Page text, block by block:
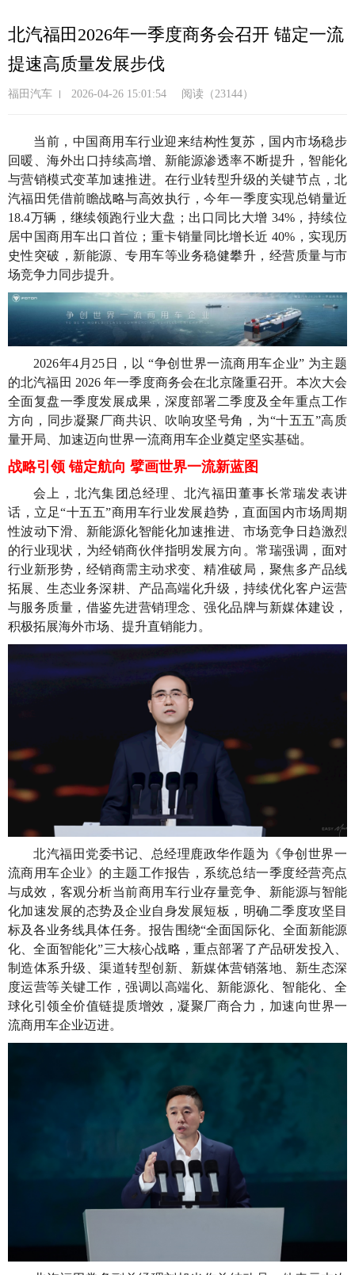
转
到
内
北汽福田2026年一季度商务会召开 锚定一流
提速高质量发展步伐
福田汽车 2026-04-26 15:01:54 阅读（23144）
当前，中国商用车行业迎来结构性复苏，国内市场稳步
回暖、海外出口持续高增、新能源渗透率不断提升，智能化
与营销模式变革加速推进。在行业转型升级的关键节点，北
汽福田凭借前瞻战略与高效执行，今年一季度实现总销量近
18.4万辆，继续领跑行业大盘；出口同比大增 34%，持续位
居中国商用车出口首位；重卡销量同比增长近 40%，实现历
史性突破，新能源、专用车等业务稳健攀升，经营质量与市
场竞争力同步提升。
2026年4月25日，以 “争创世界一流商用车企业” 为主题
的北汽福田 2026 年一季度商务会在北京隆重召开。本次大会
全面复盘一季度发展成果，深度部署二季度及全年重点工作
方向，同步凝聚厂商共识、吹响攻坚号角，为“十五五”高质
量开局、加速迈向世界一流商用车企业奠定坚实基础。
战略引领 锚定航向 擘画世界一流新蓝图
会上，北汽集团总经理、北汽福田董事长常瑞发表讲
话，立足“十五五”商用车行业发展趋势，直面国内市场周期
性波动下滑、新能源化智能化加速推进、市场竞争日趋激烈
的行业现状，为经销商伙伴指明发展方向。常瑞强调，面对
行业新形势，经销商需主动求变、精准破局，聚焦多产品线
拓展、生态业务深耕、产品高端化升级，持续优化客户运营
与服务质量，借鉴先进营销理念、强化品牌与新媒体建设，
积极拓展海外市场、提升直销能力。
北汽福田党委书记、总经理鹿政华作题为《争创世界一
流商用车企业》的主题工作报告，系统总结一季度经营亮点
与成效，客观分析当前商用车行业存量竞争、新能源与智能
化加速发展的态势及企业自身发展短板，明确二季度攻坚目
标及各业务线具体任务。报告围绕“全面国际化、全面新能源
化、全面智能化”三大核心战略，重点部署了产品研发投入、
制造体系升级、渠道转型创新、新媒体营销落地、新生态深
度运营等关键工作，强调以高端化、新能源化、智能化、全
球化引领全价值链提质增效，凝聚厂商合力，加速向世界一
流商用车企业迈进。